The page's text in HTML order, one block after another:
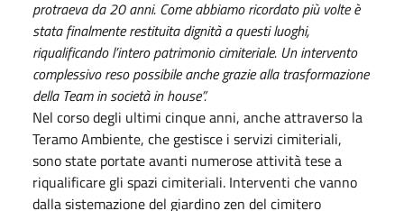
protraeva da 20 anni. Come abbiamo ricordato più volte è
stata finalmente restituita dignità a questi luoghi,
riqualificando l’intero patrimonio cimiteriale. Un intervento
complessivo reso possibile anche grazie alla trasformazione
della Team in società in house”.
Nel corso degli ultimi cinque anni, anche attraverso la
Teramo Ambiente, che gestisce i servizi cimiteriali,
sono state portate avanti numerose attività tese a
riqualificare gli spazi cimiteriali. Interventi che vanno
dalla sistemazione del giardino zen del cimitero